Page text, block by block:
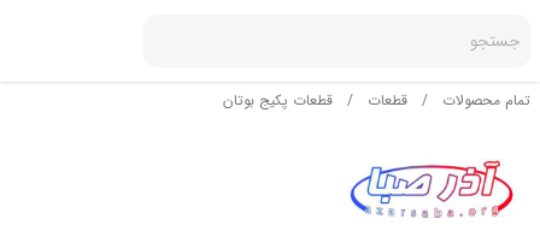
جستجو
تمام محصولات / قطعات / قطعات پکیج بوتان